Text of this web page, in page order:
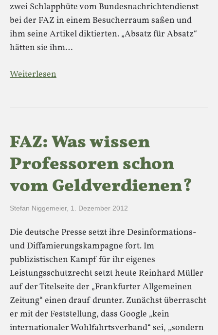
zwei Schlapphüte vom Bundesnachrichtendienst
bei der FAZ in einem Besucherraum saßen und
ihm seine Artikel diktierten. „Absatz für Absatz“
hätten sie ihm…
Weiterlesen
FAZ: Was wissen
Professoren schon
vom Geldverdienen?
Stefan Niggemeier, 1. Dezember 2012
Die deutsche Presse setzt ihre Desinformations-
und Diffamierungskampagne fort. Im
publizistischen Kampf für ihr eigenes
Leistungsschutzrecht setzt heute Reinhard Müller
auf der Titelseite der „Frankfurter Allgemeinen
Zeitung“ einen drauf drunter. Zunächst überrascht
er mit der Feststellung, dass Google „kein
internationaler Wohlfahrtsverband“ sei, „sondern